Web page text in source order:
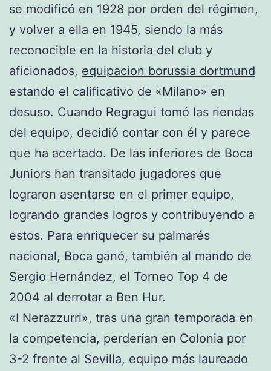
se modificó en 1928 por orden del régimen,
y volver a ella en 1945, siendo la más
reconocible en la historia del club y
aficionados, equipacion borussia dortmund
estando el calificativo de «Milano» en
desuso. Cuando Regragui tomó las riendas
del equipo, decidió contar con él y parece
que ha acertado. De las inferiores de Boca
Juniors han transitado jugadores que
lograron asentarse en el primer equipo,
logrando grandes logros y contribuyendo a
estos. Para enriquecer su palmarés
nacional, Boca ganó, también al mando de
Sergio Hernández, el Torneo Top 4 de
2004 al derrotar a Ben Hur.
«I Nerazzurri», tras una gran temporada en
la competencia, perderían en Colonia por
3-2 frente al Sevilla, equipo más laureado